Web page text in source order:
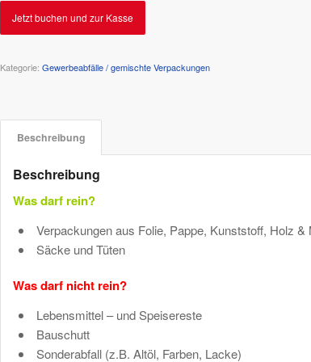
Jetzt buchen und zur Kasse
Kategorie: Gewerbeabfälle / gemischte Verpackungen
Beschreibung
Beschreibung
Was darf rein?
Verpackungen aus Folie, Pappe, Kunststoff, Holz &
Säcke und Tüten
Was darf nicht rein?
Lebensmittel – und Speisereste
Bauschutt
Sonderabfall (z.B. Altöl, Farben, Lacke)